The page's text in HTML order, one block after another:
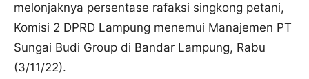
melonjaknya persentase rafaksi singkong petani,
Komisi 2 DPRD Lampung menemui Manajemen PT
Sungai Budi Group di Bandar Lampung, Rabu
(3/11/22).